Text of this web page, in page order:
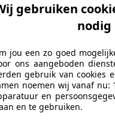
gebruiken
nodig
jou een zo goed
ons aangeboden
gebruik van cookies
noemen wij vanaf nu:
en
en te gebruiken.